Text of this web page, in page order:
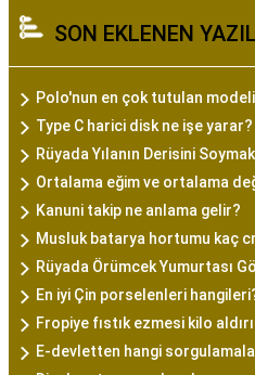
SON EKLENEN
Polo'nun en çok tutulan
Type C harici disk ne işe yarar?
Rüyada Yılanın Derisini Soymak
Ortalama eğim ve ortalama
Kanuni takip ne anlama gelir?
Musluk batarya hortumu kaç
Rüyada Örümcek Yumurtası
En iyi Çin porselenleri
Fropiye fıstık ezmesi kilo
E-devletten hangi